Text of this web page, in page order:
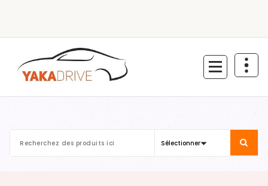
contenu